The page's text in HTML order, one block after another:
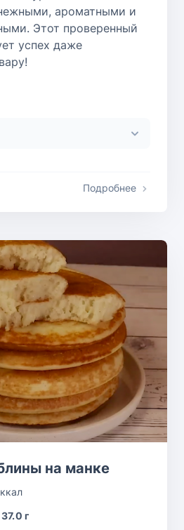
ароматными и
Этот проверенный
успех даже
Подробнее
на манке
37.0 г